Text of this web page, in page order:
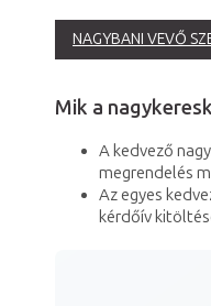
NAGYBANI VEVŐ
Mik a
A kedvező
megrendelés
Az egyes
kérdőív